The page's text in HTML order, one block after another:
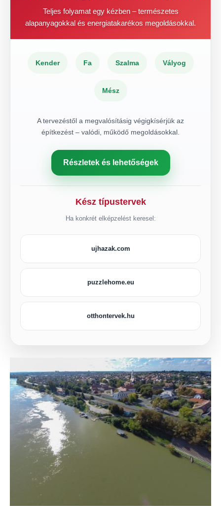
Teljes folyamat egy kézben – természetes
alapanyagokkal és energiatakarékos megoldásokkal.
Kender Fa Szalma Vályog
Mész
A tervezéstől a megvalósításig végigkísérjük az
építkezést – valódi, működő megoldásokkal.
Részletek és lehetőségek
Kész típustervek
Ha konkrét elképzelést keresel:
ujhazak.com
puzzlehome.eu
otthontervek.hu